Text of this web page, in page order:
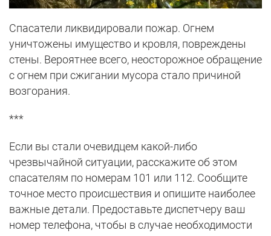
Спасатели ликвидировали пожар. Огнем
уничтожены имущество и кровля, повреждены
стены. Вероятнее всего, неосторожное обращение
с огнем при сжигании мусора стало причиной
возгорания.
***
Если вы стали очевидцем какой-либо
чрезвычайной ситуации, расскажите об этом
спасателям по номерам 101 или 112. Сообщите
точное место происшествия и опишите наиболее
важные детали. Предоставьте диспетчеру ваш
номер телефона, чтобы в случае необходимости